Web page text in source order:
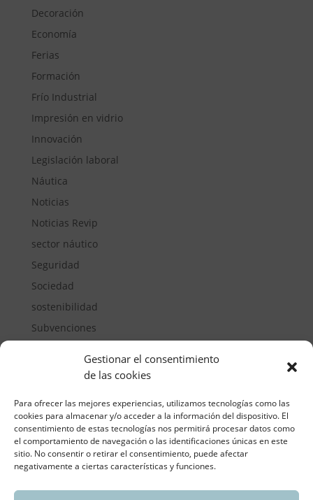
Gestionar el consentimiento
de las cookies
Para ofrecer las mejores experiencias, utilizamos tecnologías como las
cookies para almacenar y/o acceder a la información del dispositivo. El
consentimiento de estas tecnologías nos permitirá procesar datos como
el comportamiento de navegación o las identificaciones únicas en este
sitio. No consentir o retirar el consentimiento, puede afectar
negativamente a ciertas características y funciones.
Decoración
Economía
Ferias
Formación
Frío Industrial
Impresión en vidrio
Innovación
Legislación laboral
Náutica
Noticias
Noticias Revip
sector náutico
Seguridad
Sociedad
sostenibilidad
Subvenciones